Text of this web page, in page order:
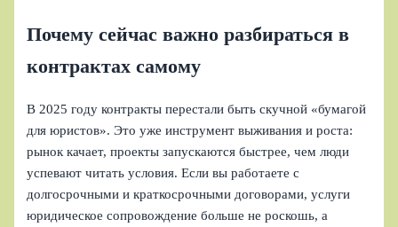
Почему сейчас важно разбираться в
контрактах самому
В 2025 году контракты перестали быть скучной «бумагой
для юристов». Это уже инструмент выживания и роста:
рынок качает, проекты запускаются быстрее, чем люди
успевают читать условия. Если вы работаете с
долгосрочными и краткосрочными договорами, услуги
юридическое сопровождение больше не роскошь, а